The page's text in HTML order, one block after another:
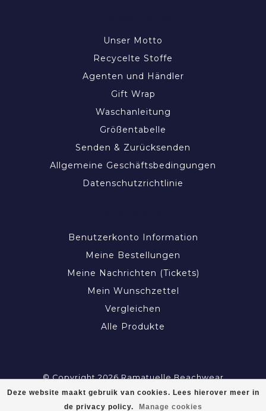
Deze website maakt gebruik van cookies. Lees hierover meer in
de privacy policy.
Manage cookies
Unser Motto
Recycelte Stoffe
Agenten und Händler
Gift Wrap
Waschanleitung
Größentabelle
Senden & Zurücksenden
Allgemeine Geschäftsbedingungen
Datenschutzrichtlinie
Benutzerkonto Information
Meine Bestellungen
Meine Nachrichten (Tickets)
Mein Wunschzettel
Vergleichen
Alle Produkte
© Copyright 2026 Ramatuelle Beachwear